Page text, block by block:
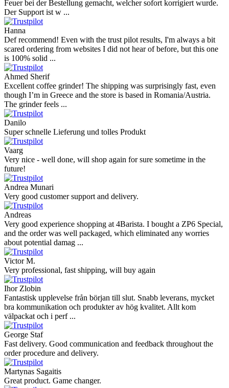
Feuer bei der Bestellung gemacht, welcher sofort korrigiert wurde.
Der Support ist w ...
Hanna
Def recommend! Even with the trust pilot results, I'm always a bit
scared ordering from websites I did not hear of before, but this one
is 100% solid ...
Ahmed Sherif
Excellent coffee grinder! The shipping was surprisingly fast, even
though I’m in Greece and the store is based in Romania/Austria.
The grinder feels ...
Danilo
Super schnelle Lieferung und tolles Produkt
Vaarg
Very nice - well done, will shop again for sure sometime in the
future!
Andrea Munari
Very good customer support and delivery.
Andreas
Very good experience shopping at 4Barista. I bought a ZP6 Special,
and the order was well packaged, which eliminated any worries
about potential damag ...
Victor M.
Very professional, fast shipping, will buy again
Ihor Zlobin
Fantastisk upplevelse från början till slut. Snabb leverans, mycket
bra kommunikation och produkter av hög kvalitet. Allt kom
välpackat och i perf ...
George Staf
Fast delivery. Good communication and feedback throughout the
order procedure and delivery.
Martynas Sagaitis
Great product. Game changer.